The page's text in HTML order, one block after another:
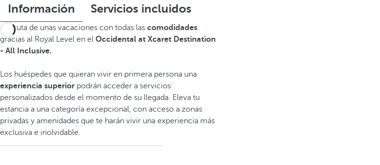
Información Servicios incluidos
Disfruta de unas vacaciones con todas las comodidades
gracias al Royal Level en el Occidental at Xcaret Destination
- All Inclusive.
Los huéspedes que quieran vivir en primera persona una
experiencia superior podrán acceder a servicios
personalizados desde el momento de su llegada. Eleva tu
estancia a una categoría excepcional, con acceso a zonas
privadas y amenidades que te harán vivir una experiencia más
exclusiva e inolvidable.